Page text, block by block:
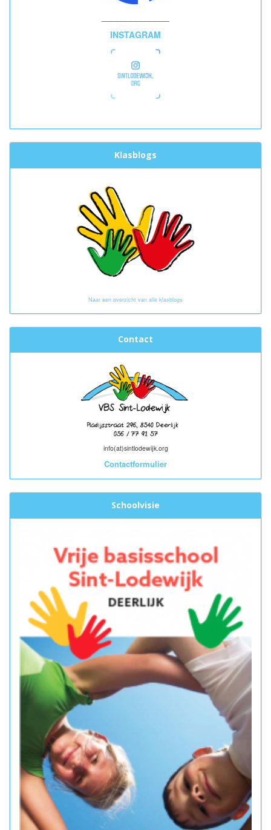
INSTAGRAM
Klasblogs
Naar een overzicht van alle klasblogs
Contact
info(at)sintlodewijk.org
Contactformulier
Schoolvisie